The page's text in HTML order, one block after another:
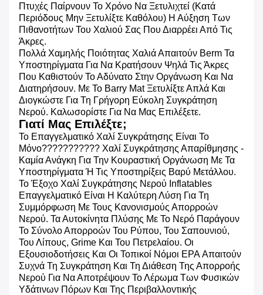
Πτυχές Παίρνουν Το Χρόνο Να Ξετυλιχτεί (κατά
Περιόδους Μην Ξετυλίξτε Καθόλου) Η Αύξηση Των
Πιθανοτήτων Του Χαλιού Σας Που Διαρρέει Από Τις
Άκρες.
Πολλά Χαμηλής Ποιότητας Χαλιά Απαιτούν Berm Τα
Υποστηρίγματα Για Να Κρατήσουν Ψηλά Τις Άκρες
Που Καθιστούν Το Αδύνατο Στην Οργάνωση Και Να
Διατηρήσουν. Με Το Barry Mat Ξετυλίξτε Απλά Και
Διογκώστε Για Τη Γρήγορη Εύκολη Συγκράτηση
Νερού. Καλωσορίστε Για Να Μας Επιλέξετε.
Γιατί Μας Επιλέξτε;
Το Επαγγελματικό Χαλί Συγκράτησης Είναι Το
Μόνο??????????? Χαλί Συγκράτησης Απαρίθμησης -
Καμία Ανάγκη Για Την Κουραστική Οργάνωση Με Τα
Υποστηρίγματα Ή Τις Υποστηρίξεις Βαρύ Μετάλλου.
Το Έξοχο Χαλί Συγκράτησης Νερού Inflatables
Επαγγελματικό Είναι Η Καλύτερη Λύση Για Τη
Συμμόρφωση Με Τους Κανονισμούς Απορροών
Νερού. Τα Αυτοκίνητα Πλύσης Με Το Νερό Παράγουν
Το Σύνολο Απορροών Του Ρύπου, Του Σαπουνιού,
Του Λίπους, Grime Και Του Πετρελαίου. Οι
Εξουσιοδοτήσεις Και Οι Τοπικοί Νόμοι EPA Απαιτούν
Συχνά Τη Συγκράτηση Και Τη Διάθεση Της Απορροής
Νερού Για Να Αποτρέψουν Το Λέρωμα Των Φυσικών
Υδάτινων Πόρων Και Της Περιβαλλοντικής